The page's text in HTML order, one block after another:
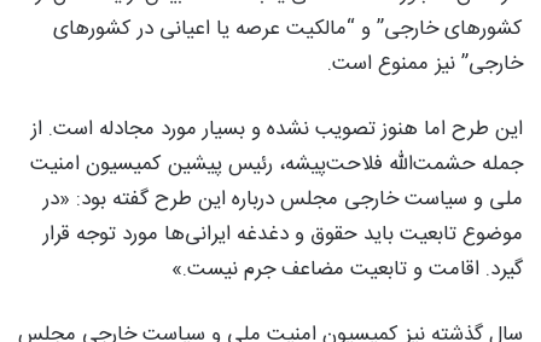
کشورهای خارجی” و “مالکیت عرصه یا اعیانی در کشورهای
خارجی” نیز ممنوع است.
این طرح اما هنوز تصویب نشده و بسیار مورد مجادله است. از
جمله حشمت‌الله فلاحت‌پیشه، رئیس پیشین کمیسیون امنیت
ملی و سیاست خارجی مجلس درباره این طرح گفته بود: «در
موضوع تابعیت باید حقوق و دغدغه ایرانی‌ها مورد توجه قرار
گیرد. اقامت و تابعیت مضاعف جرم نیست.»
سال گذشته نیز کمیسیون امنیت ملی و سیاست خارجی مجلس